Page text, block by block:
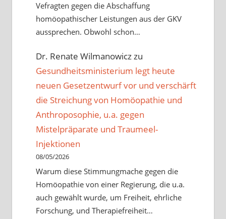
Vefragten gegen die Abschaffung
homöopathischer Leistungen aus der GKV
aussprechen. Obwohl schon…
Dr. Renate Wilmanowiczzu
Gesundheitsministerium legt heute
neuen Gesetzentwurf vor und verschärft
die Streichung von Homöopathie und
Anthroposophie, u.a. gegen
Mistelpräparate und Traumeel-
Injektionen
08/05/2026
Warum diese Stimmungmache gegen die
Homöopathie von einer Regierung, die u.a.
auch gewählt wurde, um Freiheit, ehrliche
Forschung, und Therapiefreiheit…